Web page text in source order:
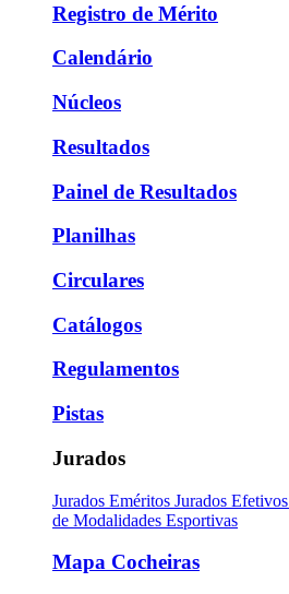
Registro de Mérito
Calendário
Núcleos
Resultados
Painel de Resultados
Planilhas
Circulares
Catálogos
Regulamentos
Pistas
Jurados
Jurados Eméritos Jurados Efetivos
de Modalidades Esportivas
Mapa Cocheiras